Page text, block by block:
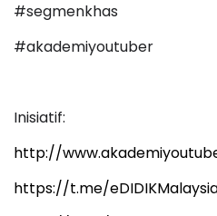
#segmenkhas
#akademiyoutuber
Inisiatif:
http://
https://t.me/